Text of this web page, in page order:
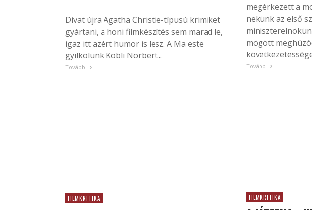
Divat újra Agatha Christie-típusú krimiket
gyártani, a honi filmkészítés sem marad le,
igaz itt azért humor is lesz. A Ma este
gyilkolunk Köbli Norbert...
Tovább
megérkezett a
nekünk az első
mögött
Tovább
FILMKRITIKA
FILMKRITIKA